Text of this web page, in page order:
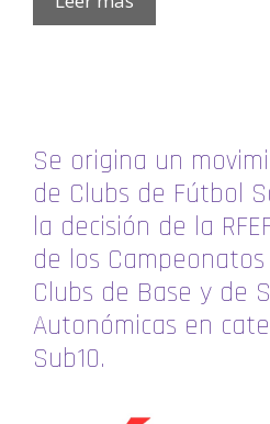
Se origina un
de Clubs de Fútbol
la decisión de la
de los
Clubs de Base y de
Autonómicas en
Sub10.